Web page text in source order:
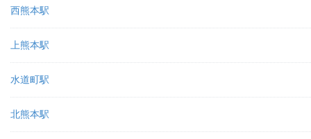
西熊本駅
上熊本駅
水道町駅
北熊本駅